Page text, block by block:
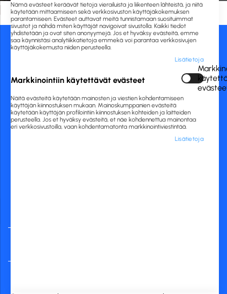
Hakuehtoihin sopivia tuotteita ei löydy.
Asiakaspalvelu:
asiakaspalvelu@rckfinland.fi
Maksutavat:
Nämä evästeet keräävät tietoja vierailuista ja liikenteen lähteistä, ja niitä
käytetään mittaamiseen sekä verkkosivuston käyttäjäkokemuksen
parantamiseen. Evästeet auttavat meitä tunnistamaan suosituimmat
sivustot ja nähdä miten käyttäjät navigoivat sivustolla. Kaikki tiedot
yhdistetään ja ovat siten anonyymejä. Jos et hyväksy evästeitä, emme
saa käynnistäsi analytiikkatietoja emmekä voi parantaa verkkosivujen
käyttäjäkokemusta niiden perusteella.
Lisätietoja
Markkinointiin käytettävät evästeet
Näitä evästeitä käytetään mainosten ja viestien kohdentamiseen
käyttäjän kiinnostuksen mukaan. Mainoskumppanien evästeitä
käytetään käyttäjän profilointiin kiinnostuksen kohteiden ja laitteiden
perusteella. Jos et hyväksy evästeitä, et näe kohdennettua mainontaa
eri verkkosivustoilla, vaan kohdentamatonta markkinointiviestintää.
Lisätietoja